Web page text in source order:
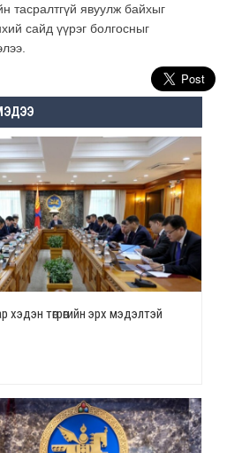
тасралтгүй явуулж байхыг
сайд үүрэг болгосныг
төгрөгийн эрх мэдэлтэй